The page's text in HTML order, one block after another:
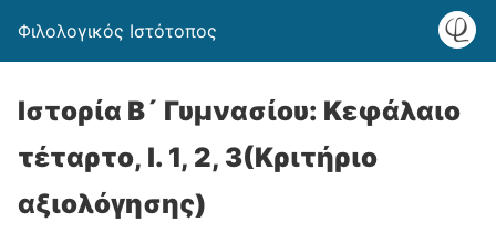
Φιλολογικός Ιστότοπος
Ιστορία Β´ Γυμνασίου: Κεφάλαιο
τέταρτο, Ι. 1, 2, 3(Κριτήριο
αξιολόγησης)